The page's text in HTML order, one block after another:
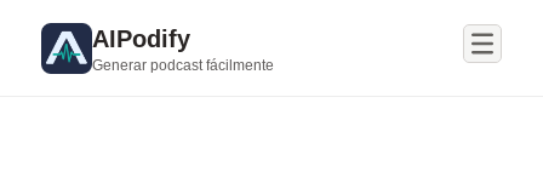
AIPodify
Generar podcast fácilmente